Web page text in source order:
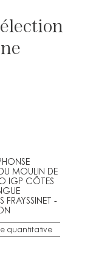
MOULIN DE
IGP CÔTES
FRAYSSINET -
quantitative